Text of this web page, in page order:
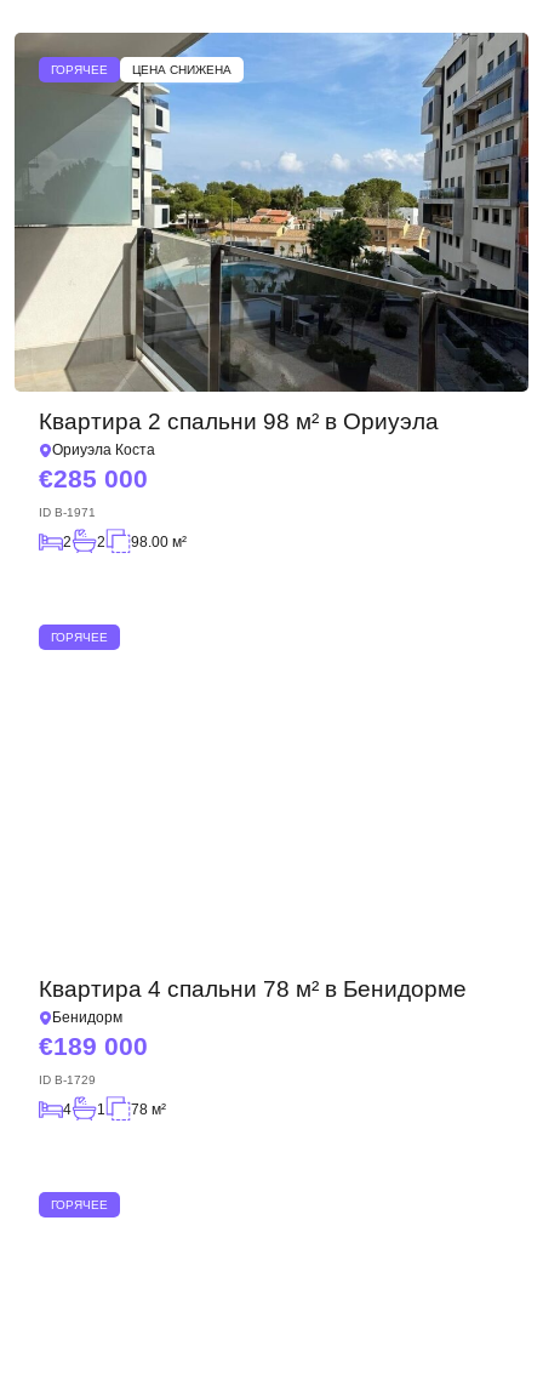
ГОРЯЧЕЕ ЦЕНА СНИЖЕНА
Квартира 2 спальни 98 м² в Ориуэла
Ориуэла Коста
285 000
ID B-1971
2 2 98.00 м²
ГОРЯЧЕЕ
Квартира 4 спальни 78 м² в Бенидорме
Бенидорм
189 000
ID B-1729
4 1 78 м²
ГОРЯЧЕЕ